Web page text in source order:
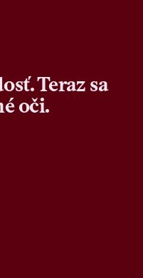
Teraz sa
oči.